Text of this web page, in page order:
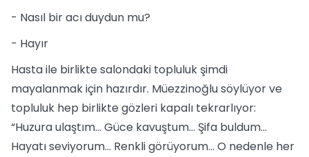
- Nasıl bir acı duydun mu?
- Hayır
Hasta ile birlikte salondaki topluluk şimdi
mayalanmak için hazırdır. Müezzinoğlu söylüyor ve
topluluk hep birlikte gözleri kapalı tekrarlıyor:
“Huzura ulaştım... Güce kavuştum... Şifa buldum...
Hayatı seviyorum... Renkli görüyorum... O nedenle her